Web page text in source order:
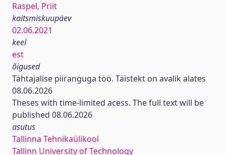
Raspel, Priit
kaitsmiskuupäev
02.06.2021
keel
est
õigused
Tähtajalise piiranguga töö. Täistekt on avalik alates
08.06.2026
Theses with time-limited acess. The full text will be
published 08.06.2026
asutus
Tallinna Tehnikaülikool
Tallinn University of Technology